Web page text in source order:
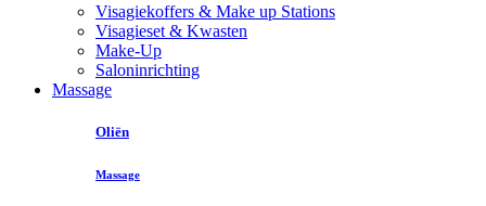
Visagiekoffers & Make up Stations
Visagieset & Kwasten
Make-Up
Saloninrichting
Massage
Oliën
Massage